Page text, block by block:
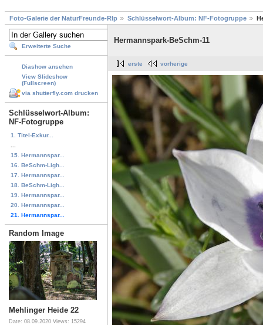
Foto-Galerie der NaturFreunde-Rlp Schlüsselwort-Album: NF-Fotogruppe
Erweiterte Suche
Diashow ansehen
View Slideshow
(Fullscreen)
via shutterfly.com drucken
Schlüsselwort-Album:
NF-Fotogruppe
1. Titel-Exkur...
15. Hermannspar...
16. BeSchm-Ligh...
17. Hermannspar...
18. BeSchm-Ligh...
19. Hermannspar...
20. Hermannspar...
21. Hermannspar...
Random Image
Mehlinger Heide 22
Date: 08.09.2020 Views: 15294
Hermannspark-BeSchm-11
erste vorherige